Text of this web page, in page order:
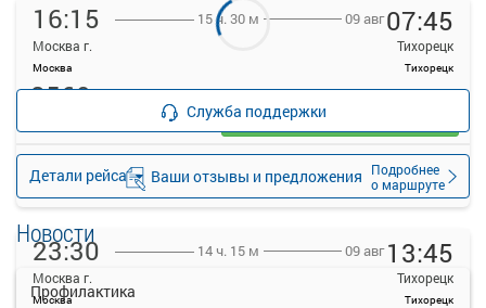
16:15
Москва г.
Москва
15 ч. 30 м 09 авг07:45
Тихорецк
Тихорецк
Детали рейса
Подробнее
о маршруте
8560
Выбрать
23:30
Москва г.
Москва
14 ч. 15 м 09 авг 13:45
Тихорецк
Тихорецк
Служба поддержки
Ваши отзывы и предложения
Новости
Профилактика